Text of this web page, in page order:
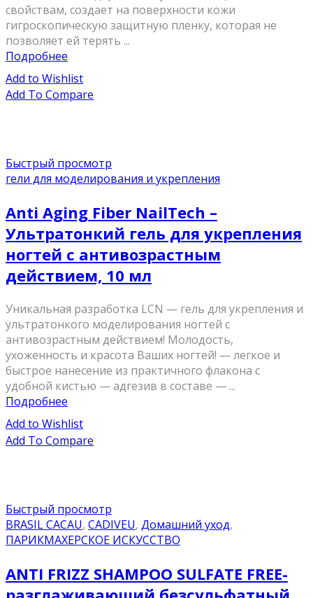
свойствам, создает на поверхности кожи
гигроскопическую защитную пленку, которая не
позволяет ей терять ...
Подробнее
Add to Wishlist
Add To Compare
Быстрый просмотр
гели для моделирования и укрепления
Anti Aging Fiber NailTech –
Ультратонкий гель для укрепления
ногтей с антивозрастным
действием, 10 мл
Уникальная разработка LCN — гель для укрепления и
ультратонкого моделирования ногтей с
антивозрастным действием! Молодость,
ухоженность и красота Ваших ногтей! — легкое и
быстрое нанесение из практичного флакона с
удобной кистью — адгезив в составе — ...
Подробнее
Add to Wishlist
Add To Compare
Быстрый просмотр
BRASIL CACAU, CADIVEU, Домашний уход,
ПАРИКМАХЕРСКОЕ ИСКУССТВО
ANTI FRIZZ SHAMPOO SULFATE FREE-